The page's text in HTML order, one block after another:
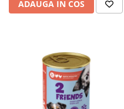
ADAUGA IN COS